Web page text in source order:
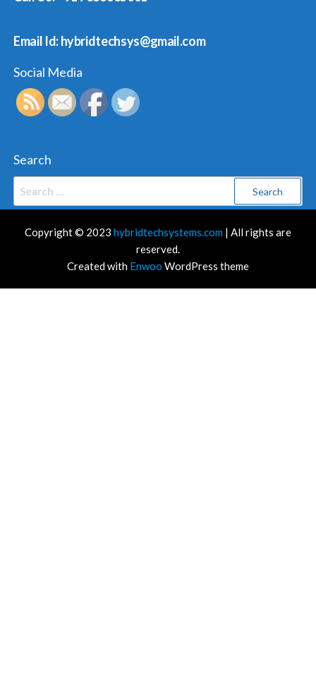
Email Id: hybridtechsys@gmail.com
Social Media
Search
Copyright © 2023 hybridtechsystems.com | All rights are
reserved.
Created with Enwoo WordPress theme